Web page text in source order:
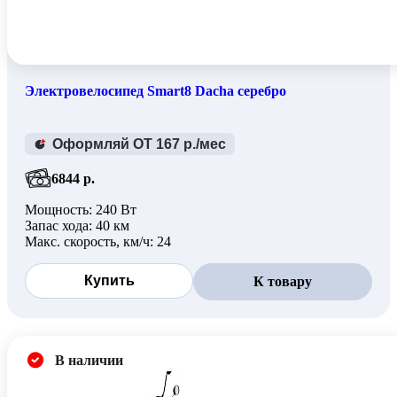
Мощность двигателя
1000 Вт (1)
250 Вт (3)
Электровелосипед Smart8 Dacha серебро
Оформляй ОТ 167 р./мес
6844 р.
Мощность: 240 Вт
Запас хода: 40 км
Макс. скорость, км/ч: 24
Купить К товару
В наличии